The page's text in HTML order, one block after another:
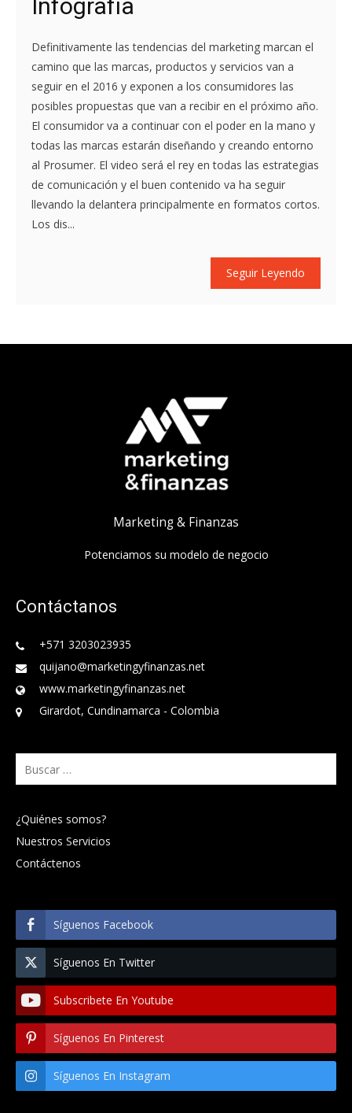
Infografía
Definitivamente las tendencias del marketing marcan el
camino que las marcas, productos y servicios van a
seguir en el 2016 y exponen a los consumidores las
posibles propuestas que van a recibir en el próximo año.
El consumidor va a continuar con el poder en la mano y
todas las marcas estarán diseñando y creando entorno
al Prosumer. El video será el rey en todas las estrategias
de comunicación y el buen contenido va ha seguir
llevando la delantera principalmente en formatos cortos.
Los dis...
Seguir Leyendo
Marketing & Finanzas
Potenciamos su modelo de negocio
Contáctanos
+571 3203023935
quijano@marketingyfinanzas.net
www.marketingyfinanzas.net
Girardot, Cundinamarca - Colombia
Buscar:
¿Quiénes somos?
Nuestros Servicios
Contáctenos
Síguenos Facebook
Síguenos En Twitter
Subscribete En Youtube
Síguenos En Pinterest
Síguenos En Instagram